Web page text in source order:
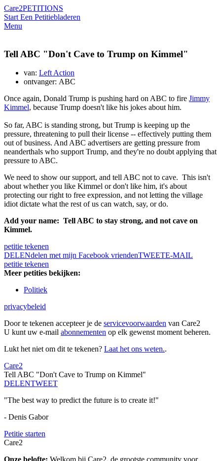
Care2PETITIONS
Start Een Petitiebladeren
Menu
Tell ABC "Don't Cave to Trump on Kimmel"
van: Left Action
ontvanger: ABC
Once again, Donald Trump is pushing hard on ABC to fire Jimmy
Kimmel, because Trump doesn't like his jokes about him.
So far, ABC is standing strong, but Trump is keeping up the
pressure, threatening to pull their license -- effectively putting them
out of business. And ABC advertisers are getting pressure from
neanderthals who support Trump, and they're no doubt applying that
pressure to ABC.
We need to show our support, and tell ABC not to cave. This isn't
about whether you like Kimmel or don't like him, it's about
protecting our right to free expression, and not letting the village
idiot dictate what the rest of us can watch, say, or do.
Add your name: Tell ABC to stay strong, and not cave on
Kimmel.
petitie tekenen
DELENdelen met mijn Facebook vriendenTWEETE-MAIL
petitie tekenen
Meer petities bekijken:
Politiek
privacybeleid
Door te tekenen accepteer je de servicevoorwaarden van Care2
U kunt uw e-mail abonnementen op elk gewenst moment beheren.
Lukt het niet om dit te tekenen? Laat het ons weten..
Care2
Tell ABC "Don't Cave to Trump on Kimmel"
DELENTWEET
"The best way to predict the future is to create it!"
- Denis Gabor
Petitie starten
Care2